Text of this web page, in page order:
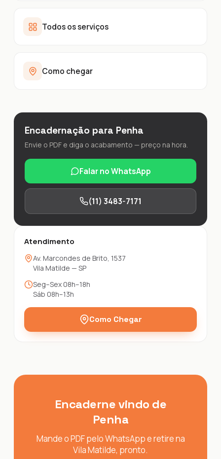
Todos os serviços
Como chegar
Encadernação para Penha
Envie o PDF e diga o acabamento — preço na hora.
Falar no WhatsApp
(11) 3483-7171
Atendimento
Av. Marcondes de Brito, 1537
Vila Matilde — SP
Seg–Sex 08h–18h
Sáb 08h–13h
Como Chegar
Encaderne vindo de
Penha
Mande o PDF pelo WhatsApp e retire na
Vila Matilde, pronto.